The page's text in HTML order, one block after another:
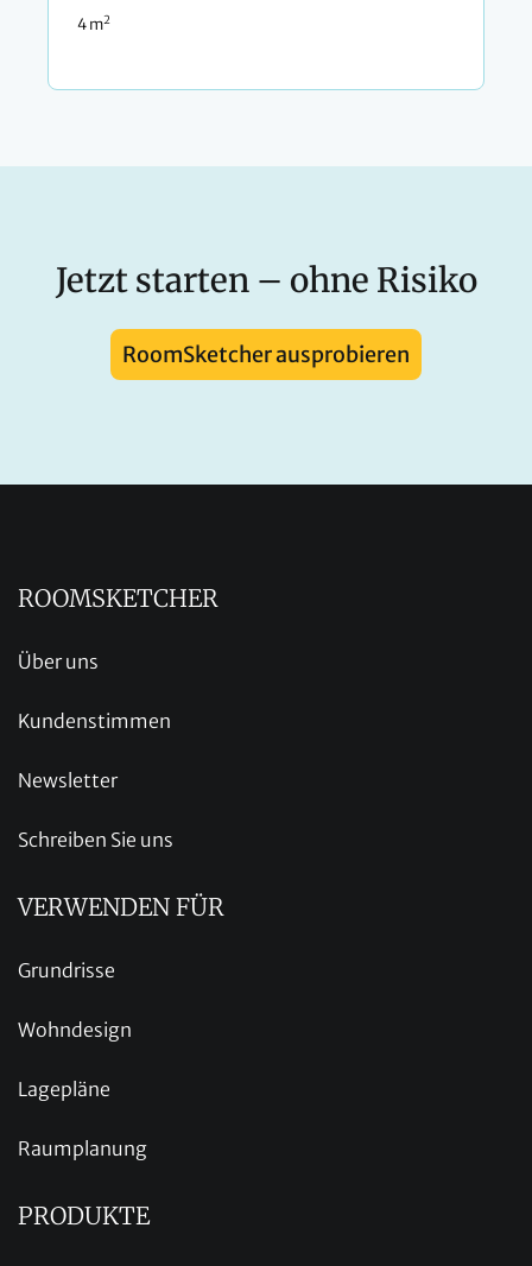
4 m2
Jetzt starten – ohne Risiko
RoomSketcher ausprobieren
ROOMSKETCHER
Über uns
Kundenstimmen
Newsletter
Schreiben Sie uns
VERWENDEN FÜR
Grundrisse
Wohndesign
Lagepläne
Raumplanung
PRODUKTE